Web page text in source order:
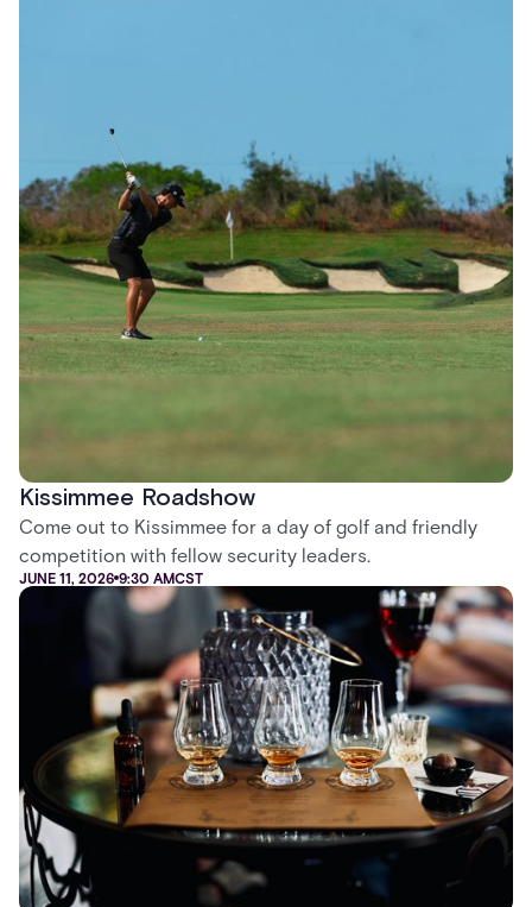
Kissimmee Roadshow
Come out to Kissimmee for a day of golf and friendly
competition with fellow security leaders.
JUNE 11, 2026 9:30 AMCST